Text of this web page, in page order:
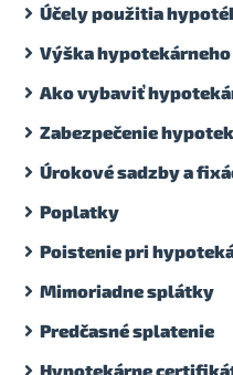
Účely použitia
Výška
Ako vybaviť
Zabezpečenie
Úrokové sadzby a
Poplatky
Poistenie pri
Mimoriadne splátky
Predčasné splatenie
Hypotekárne